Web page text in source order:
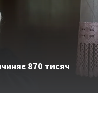
870 тисяч